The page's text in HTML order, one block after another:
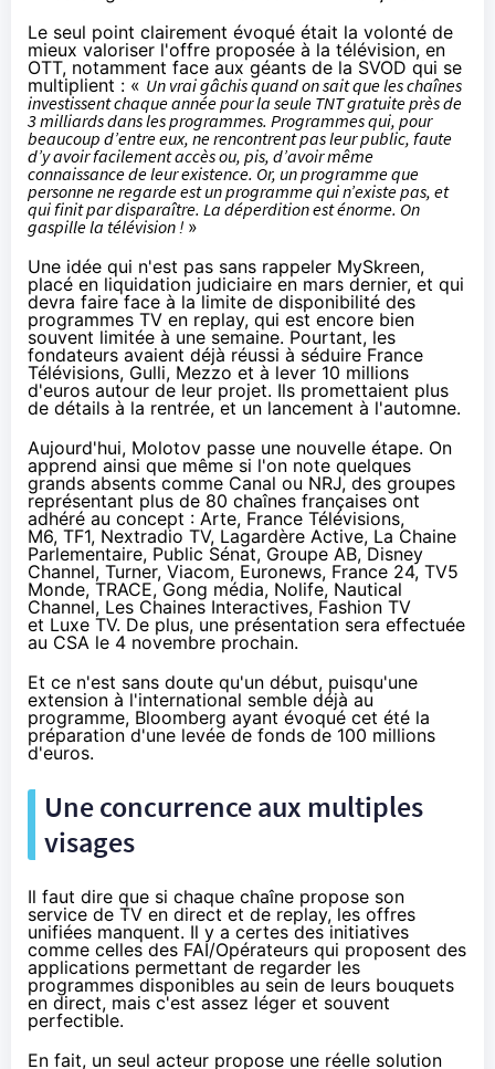
Le seul point clairement évoqué était la volonté de
mieux valoriser l'offre proposée à la télévision, en
OTT, notamment face aux géants de la SVOD qui se
multiplient : « Un vrai gâchis quand on sait que les chaînes
investissent chaque année pour la seule TNT gratuite près de
3 milliards dans les programmes. Programmes qui, pour
beaucoup d’entre eux, ne rencontrent pas leur public, faute
d’y avoir facilement accès ou, pis, d’avoir même
connaissance de leur existence. Or, un programme que
personne ne regarde est un programme qui n’existe pas, et
qui finit par disparaître. La déperdition est énorme. On
gaspillela télévision! »
Une idée qui n'est pas sans rappeler MySkreen,
placé en liquidation judiciaire en mars dernier, et qui
devra faire face à la limite de disponibilité des
programmes TV en replay, qui est encore bien
souvent limitée à une semaine. Pourtant, les
fondateurs avaient déjà réussi à séduire France
Télévisions, Gulli, Mezzo et à lever 10 millions
d'euros autour de leur projet. Ils promettaient plus
de détails à la rentrée, et un lancement à l'automne.
Aujourd'hui, Molotov passe une nouvelle étape. On
apprend ainsi que même si l'on note quelques
grands absents comme Canal ou NRJ, des groupes
représentant plus de 80 chaînes françaises ont
adhéré au concept : Arte, France Télévisions,
M6, TF1, Nextradio TV, Lagardère Active, La Chaine
Parlementaire, Public Sénat, Groupe AB, Disney
Channel, Turner, Viacom, Euronews, France 24, TV5
Monde, TRACE, Gong média, Nolife, Nautical
Channel, Les Chaines Interactives, Fashion TV
et Luxe TV. De plus, une présentation sera effectuée
au CSA le 4 novembre prochain.
Et ce n'est sans doute qu'un début, puisqu'une
extension à l'international semble déjà au
programme, Bloomberg ayant évoqué cet été la
préparation d'une levée de fonds de 100 millions
d'euros.
Une concurrence aux multiples
visages
Il faut dire que si chaque chaîne propose son
service de TV en direct et de replay, les offres
unifiées manquent. Il y a certes des initiatives
comme celles des FAI/Opérateurs qui proposent des
applications permettant de regarder les
programmes disponibles au sein de leurs bouquets
en direct, mais c'est assez léger et souvent
perfectible.
En fait, un seul acteur propose une réelle solution